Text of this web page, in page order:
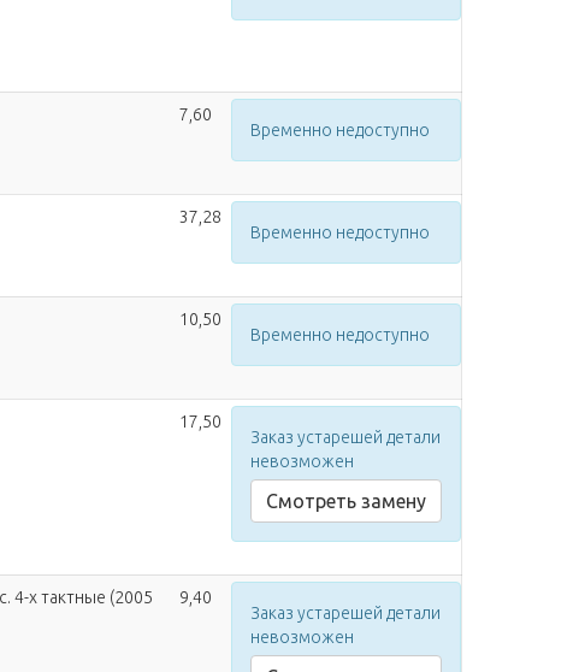
7,60
Временно недоступно
37,28
Временно недоступно
10,50
Временно недоступно
17,50
Заказ устарешей детали
невозможен
Смотреть замену
4-х тактные (2005
9,40
Заказ устарешей детали
невозможен